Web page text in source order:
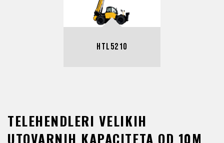
HTL5210
TELEHENDLERI VELIKIH
UTOVARNIH KAPACITETA OD 10M